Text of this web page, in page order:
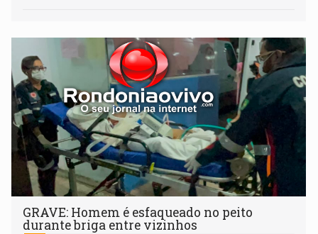
GRAVE: Homem é esfaqueado no peito
durante briga entre vizinhos